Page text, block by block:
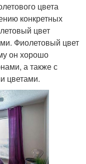
цвета
конкретных
цвет
Фиолетовый цвет
он хорошо
а также с
цветами.